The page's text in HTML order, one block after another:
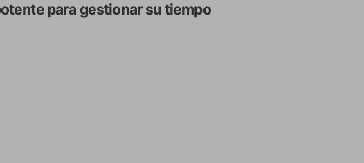
para gestionar su tiempo